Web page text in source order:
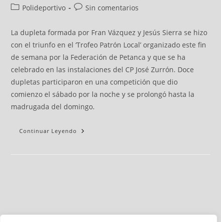
Polideportivo
Sin comentarios
La dupleta formada por Fran Vázquez y Jesús Sierra se hizo
con el triunfo en el ‘Trofeo Patrón Local’ organizado este fin
de semana por la Federación de Petanca y que se ha
celebrado en las instalaciones del CP José Zurrón. Doce
dupletas participaron en una competición que dio
comienzo el sábado por la noche y se prolongó hasta la
madrugada del domingo.
Continuar Leyendo